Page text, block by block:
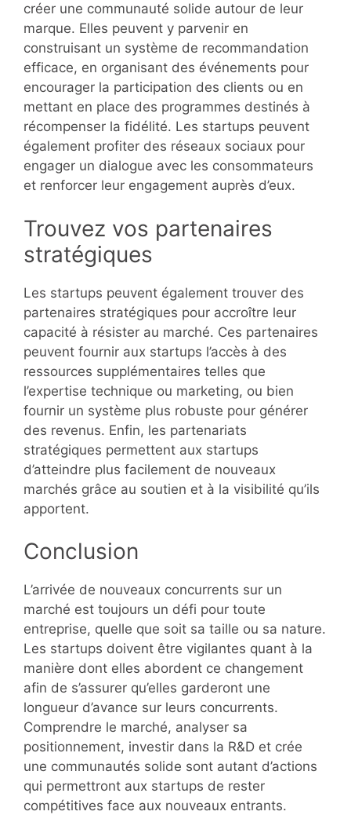
créer une communauté solide autour de leur
marque. Elles peuvent y parvenir en
construisant un système de recommandation
efficace, en organisant des événements pour
encourager la participation des clients ou en
mettant en place des programmes destinés à
récompenser la fidélité. Les startups peuvent
également profiter des réseaux sociaux pour
engager un dialogue avec les consommateurs
et renforcer leur engagement auprès d’eux.
Trouvez vos partenaires
stratégiques
Les startups peuvent également trouver des
partenaires stratégiques pour accroître leur
capacité à résister au marché. Ces partenaires
peuvent fournir aux startups l’accès à des
ressources supplémentaires telles que
l’expertise technique ou marketing, ou bien
fournir un système plus robuste pour générer
des revenus. Enfin, les partenariats
stratégiques permettent aux startups
d’atteindre plus facilement de nouveaux
marchés grâce au soutien et à la visibilité qu’ils
apportent.
Conclusion
L’arrivée de nouveaux concurrents sur un
marché est toujours un défi pour toute
entreprise, quelle que soit sa taille ou sa nature.
Les startups doivent être vigilantes quant à la
manière dont elles abordent ce changement
afin de s’assurer qu’elles garderont une
longueur d’avance sur leurs concurrents.
Comprendre le marché, analyser sa
positionnement, investir dans la R&D et crée
une communautés solide sont autant d’actions
qui permettront aux startups de rester
compétitives face aux nouveaux entrants.